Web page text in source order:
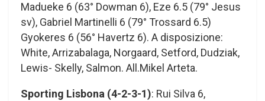
Madueke 6 (63° Dowman 6), Eze 6.5 (79° Jesus
sv), Gabriel Martinelli 6 (79° Trossard 6.5)
Gyokeres 6 (56° Havertz 6). A disposizione:
White, Arrizabalaga, Norgaard, Setford, Dudziak,
Lewis- Skelly, Salmon. All.Mikel Arteta.
Sporting Lisbona (4-2-3-1): Rui Silva 6,